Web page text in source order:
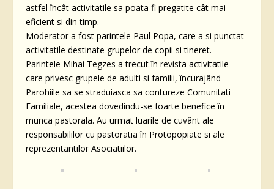
astfel încât activitatile sa poata fi pregatite cât mai
eficient si din timp.
Moderator a fost parintele Paul Popa, care a si punctat
activitatile destinate grupelor de copii si tineret.
Parintele Mihai Tegzes a trecut în revista activitatile
care privesc grupele de adulti si familii, încurajând
Parohiile sa se straduiasca sa contureze Comunitati
Familiale, acestea dovedindu-se foarte benefice în
munca pastorala. Au urmat luarile de cuvânt ale
responsabililor cu pastoratia în Protopopiate si ale
reprezentantilor Asociatiilor.